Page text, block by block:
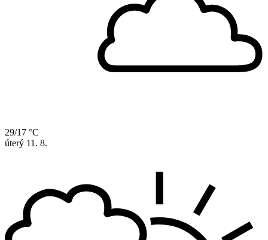
29/17 °C
úterý 11. 8.